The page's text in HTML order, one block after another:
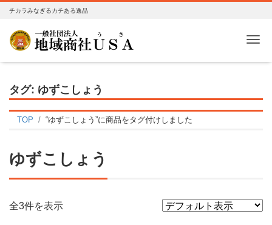
チカラみなぎるカチある逸品
タグ: ゆずこしょう
TOP “ゆずこしょう”に商品をタグ付けしました
ゆずこしょう
全3件を表示